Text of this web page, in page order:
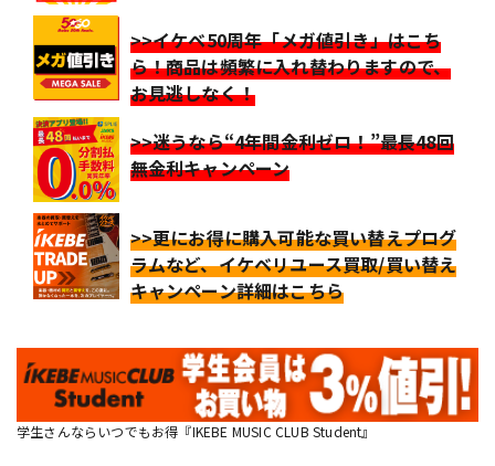
>>イケベ50周年「メガ値引き」はこち
ら！商品は頻繁に入れ替わりますので、
お見逃しなく！
>>迷うなら“4年間金利ゼロ！”最長48回
無金利キャンペーン
>>更にお得に購入可能な買い替えプログ
ラムなど、イケベリユース買取/買い替え
キャンペーン詳細はこちら
学生さんならいつでもお得『IKEBE MUSIC CLUB Student』